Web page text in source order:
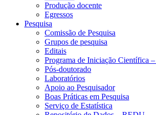
Produção docente
Egressos
Pesquisa
Comissão de Pesquisa
Grupos de pesquisa
Editais
Programa de Iniciação Científica
Pós-doutorado
Laboratórios
Apoio ao Pesquisador
Boas Práticas em Pesquisa
Serviço de Estatística